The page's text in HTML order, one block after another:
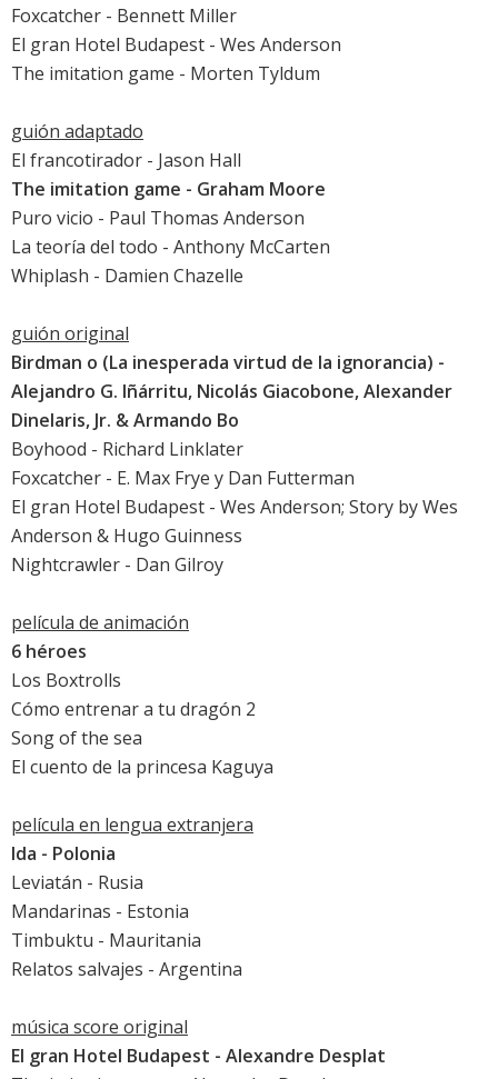
Foxcatcher - Bennett Miller
El gran Hotel Budapest - Wes Anderson
The imitation game - Morten Tyldum
guión adaptado
El francotirador - Jason Hall
The imitation game - Graham Moore
Puro vicio - Paul Thomas Anderson
La teoría del todo - Anthony McCarten
Whiplash - Damien Chazelle
guión original
Birdman o (La inesperada virtud de la ignorancia) -
Alejandro G. Iñárritu, Nicolás Giacobone, Alexander
Dinelaris, Jr. & Armando Bo
Boyhood - Richard Linklater
Foxcatcher - E. Max Frye y Dan Futterman
El gran Hotel Budapest - Wes Anderson; Story by Wes
Anderson & Hugo Guinness
Nightcrawler - Dan Gilroy
película de animación
6 héroes
Los Boxtrolls
Cómo entrenar a tu dragón 2
Song of the sea
El cuento de la princesa Kaguya
película en lengua extranjera
Ida - Polonia
Leviatán - Rusia
Mandarinas - Estonia
Timbuktu - Mauritania
Relatos salvajes - Argentina
música score original
El gran Hotel Budapest - Alexandre Desplat